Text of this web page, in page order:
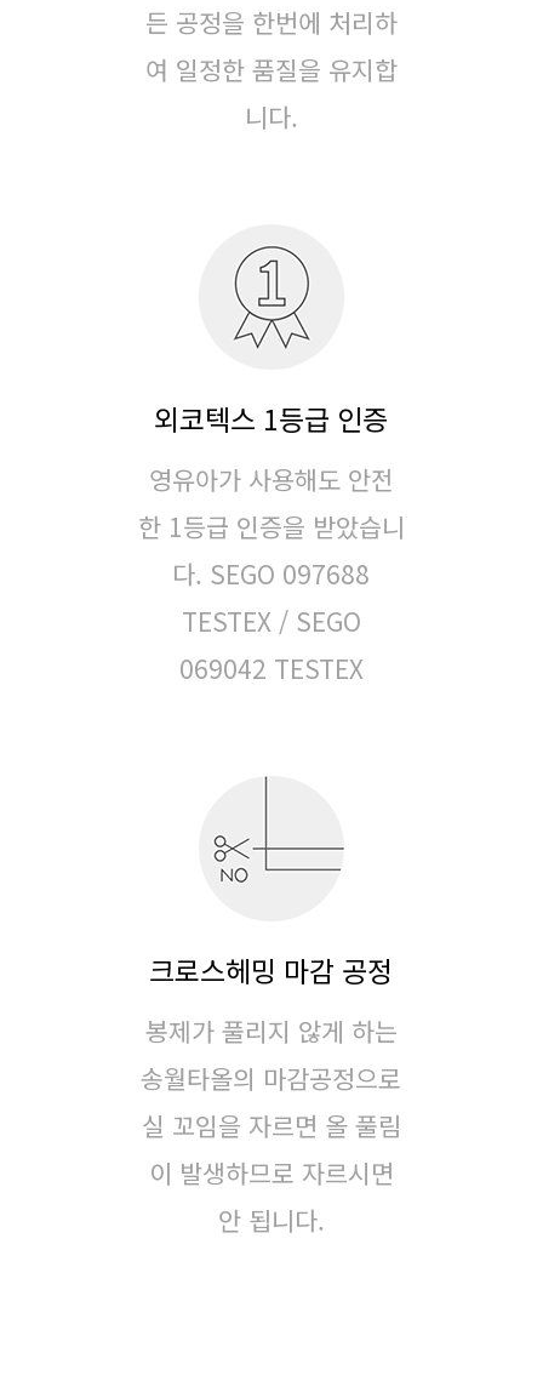
든 공정을 한번에 처리하
여 일정한 품질을 유지합
니다.
외코텍스 1등급 인증
영유아가 사용해도 안전
한 1등급 인증을 받았습니
다. SEGO 097688
TESTEX / SEGO
069042 TESTEX
크로스헤밍 마감 공정
봉제가 풀리지 않게 하는
송월타올의 마감공정으로
실 꼬임을 자르면 올 풀림
이 발생하므로 자르시면
안 됩니다.